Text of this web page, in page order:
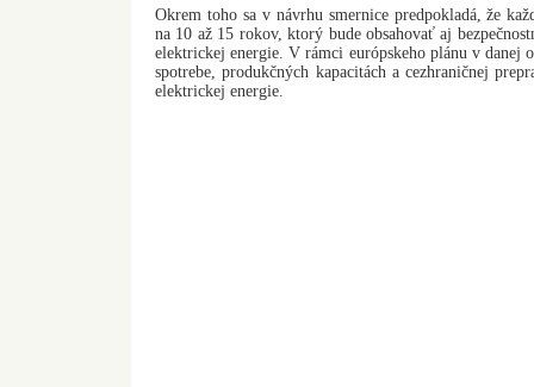
Okrem toho sa v návrhu smernice predpokladá, že
na 10 až 15 rokov, ktorý bude obsahovať aj
elektrickej energie. V rámci európskeho plánu v danej
spotrebe, produkčných kapacitách a cezhraničnej
elektrickej energie.